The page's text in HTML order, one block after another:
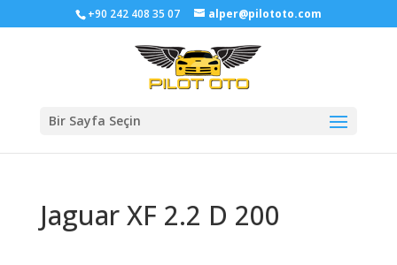
+90 242 408 35 07 alper@pilototo.com
Bir Sayfa Seçin
Jaguar XF 2.2 D 200